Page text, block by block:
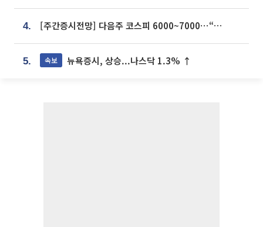
4. [주간증시전망] 다음주 코스피 6000~7000⋯“外人 수급은 정책이 변수”
5. 속보 뉴욕증시, 상승...나스닥 1.3% ↑